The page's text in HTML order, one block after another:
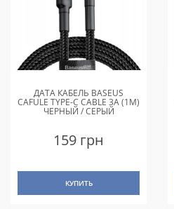
ДАТА КАБЕЛЬ BASEUS
CAFULE TYPE-C CABLE 3A (1M)
ЧЕРНЫЙ / СЕРЫЙ
159 грн
КУПИТЬ